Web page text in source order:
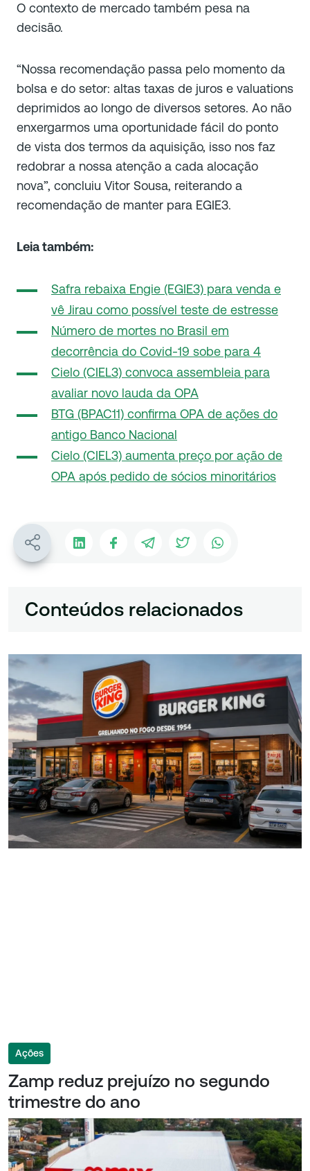
O contexto de mercado também pesa na
decisão.
“Nossa recomendação passa pelo momento da
bolsa e do setor: altas taxas de juros e valuations
deprimidos ao longo de diversos setores. Ao não
enxergarmos uma oportunidade fácil do ponto
de vista dos termos da aquisição, isso nos faz
redobrar a nossa atenção a cada alocação
nova”, concluiu Vitor Sousa, reiterando a
recomendação de manter para EGIE3.
Leia também:
Safra rebaixa Engie (EGIE3) para venda e
vê Jirau como possível teste de estresse
Número de mortes no Brasil em
decorrência do Covid-19 sobe para 4
Cielo (CIEL3) convoca assembleia para
avaliar novo lauda da OPA
BTG (BPAC11) confirma OPA de ações do
antigo Banco Nacional
Cielo (CIEL3) aumenta preço por ação de
OPA após pedido de sócios minoritários
Conteúdos relacionados
Ações
Zamp reduz prejuízo no segundo
trimestre do ano